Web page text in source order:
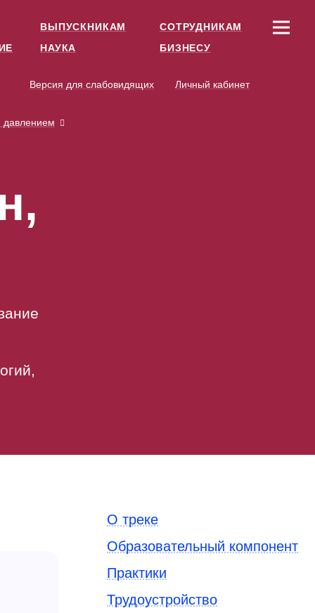
ВЫПУСКНИКАМ
СОТРУДНИКАМ
НАУКА БИЗНЕСУ
Версия для слабовидящих Личный кабинет
давлением
О треке
Образовательный компонент
Практики
Трудоустройство